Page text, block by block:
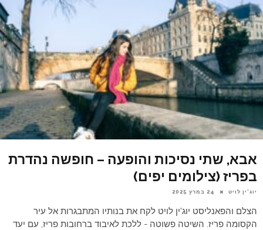
אבא, שתי נסיכות והופעה – חופשה נהדרת
בפריז (צילומים יפים)
יוג'ין לויט 24 במרץ 2025
הצלם והפאנליסט יוג'ין לויט לקח את בנותיו המתבגרות אל עיר
הקסומה פריז. השיטה פשוטה - ללכת לאיבוד ברחובות פריז, עם יעד